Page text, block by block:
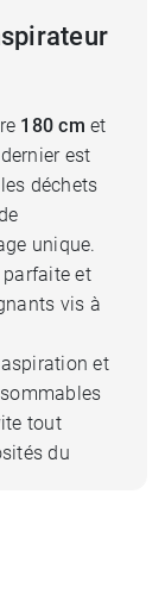
180 cm et
est
déchets
unique.
parfaite et
vis à
et
tout
du